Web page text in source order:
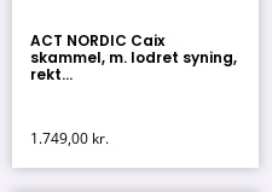
ACT NORDIC Caix
skammel, m. lodret syning,
rekt...
1.749,00 kr.